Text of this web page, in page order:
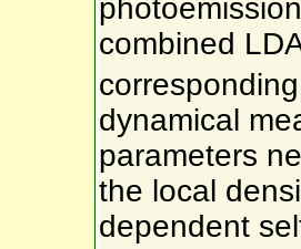
combined
dynamical
parameters
the local
dependent